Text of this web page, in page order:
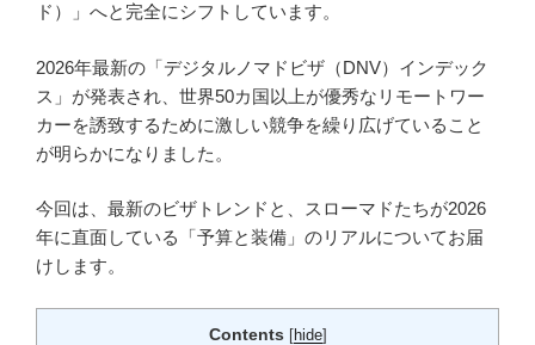
ド）」へと完全にシフトしています。
2026年最新の「デジタルノマドビザ（DNV）インデック
ス」が発表され、世界50カ国以上が優秀なリモートワー
カーを誘致するために激しい競争を繰り広げていること
が明らかになりました。
今回は、最新のビザトレンドと、スローマドたちが2026
年に直面している「予算と装備」のリアルについてお届
けします。
Contents [hide]